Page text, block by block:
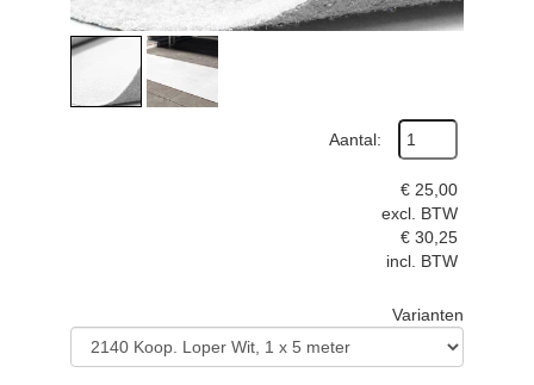
Aantal:
€ 25,00
excl. BTW
€ 30,25
incl. BTW
Varianten